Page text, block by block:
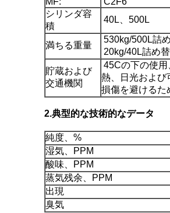
シリンダ容
積
40L、500L
満ちる重量
530kg/500L詰
20kg/40L詰め
貯蔵および
交通機関
45Cの下の使用
熱、日光および
損傷を避けるた
2.典型的な技術的なデータ
純度、%
湿気、PPM
酸味、PPM
蒸気残余、PPM
出現
臭気